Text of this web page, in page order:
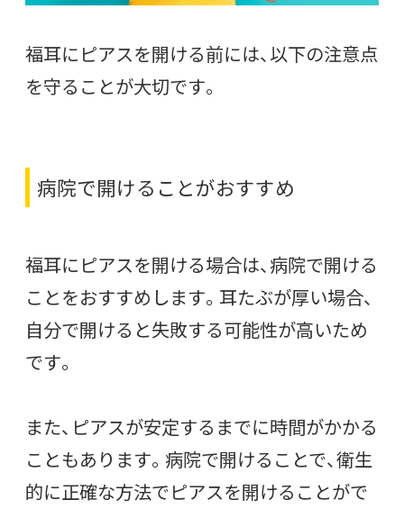
福耳にピアスを開ける前には、以下の注意点
を守ることが大切です。
病院で開けることがおすすめ
福耳にピアスを開ける場合は、病院で開ける
ことをおすすめします。耳たぶが厚い場合、
自分で開けると失敗する可能性が高いため
です。
また、ピアスが安定するまでに時間がかかる
こともあります。病院で開けることで、衛生
的に正確な方法でピアスを開けることがで